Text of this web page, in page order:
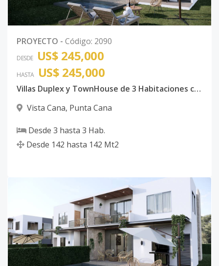
PROYECTO - Código: 2090
DESDE US$ 245,000
HASTA US$ 245,000
Villas Duplex y TownHouse de 3 Habitaciones con piscina Vista Cana
Vista Cana, Punta Cana
Desde 3 hasta 3 Hab.
Desde 142 hasta 142 Mt2